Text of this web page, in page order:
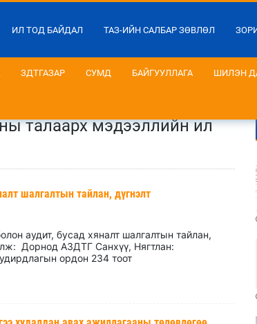
ИЛ ТОД БАЙДАЛ ТАЗ-ИЙН САЛБАР ЗӨВЛӨЛ
ЗДТГАЗАР СУМД БАЙГУУЛЛАГА ШИЛЭН
талаарх мэдээллийн ил
шалгалтын тайлан, дүгнэлт
аудит, бусад хяналт шалгалтын тайлан,
Дорнод АЗДТГ Санхүү, Нягтлан:
ордон 234 тоот